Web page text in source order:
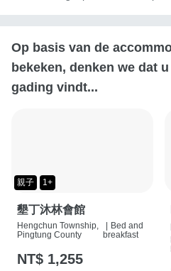
Op basis van de
bekeken, denken we dat
gading vindt...
親子 1+
墾丁沐林會館
Hengchun Township,
Pingtung County
| Bed and
breakfast
NT$ 1,255